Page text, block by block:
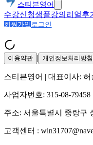
스티븐영어
수강신청샘플강의 리얼후
회원가입 로그인
이용약관 | 개인정보처리방침
스티븐영어 | 대표이사: 허
사업자번호: 315-08-79458
주소: 서울특별시 중랑구
고객센터 :